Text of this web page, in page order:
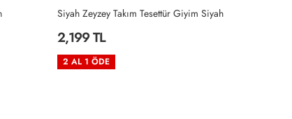
Haki Zeyzey Takım Tesettür Giyim Haki
2,199 TL
2 AL 1 ÖDE